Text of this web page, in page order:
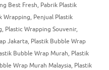
Best Fresh, Pabrik Plastik
Wrapping, Penjual Plastik
, Plastic Wrapping Souvenir,
Jakarta, Plastik Bubble Wrap
Bubble Wrap Murah, Plastik
Wrap Murah Malaysia, Plastik